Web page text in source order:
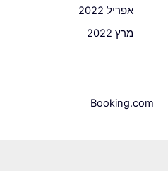
אפריל 2022
מרץ 2022
Booking.com